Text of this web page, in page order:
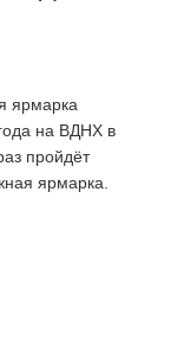
ярмарка
на ВДНХ в
пройдёт
ярмарка.